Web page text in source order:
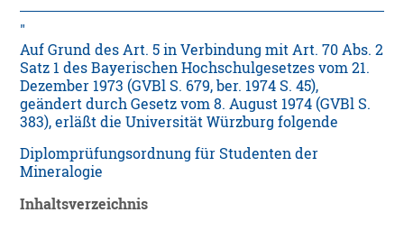
Auf Grund des Art. 5 in Verbindung mit Art. 70 Abs. 2
Satz 1 des Bayerischen Hochschulgesetzes vom 21.
Dezember 1973 (GVBl S. 679, ber. 1974 S. 45),
geändert durch Gesetz vom 8. August 1974 (GVBl S.
383), erläßt die Universität Würzburg folgende
Diplomprüfungsordnung für Studenten der
Mineralogie
Inhaltsverzeichnis